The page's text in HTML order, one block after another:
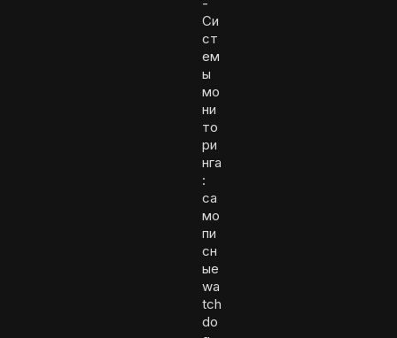
Си
ст
ем
ы
мо
ни
то
ри
нга
:
са
мо
пи
сн
ые
wa
tch
do